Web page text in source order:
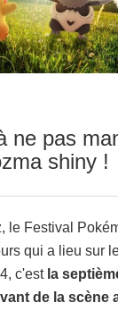
ne pas
shiny !
le Festival
qui a lieu sur
c'est la
de la scène